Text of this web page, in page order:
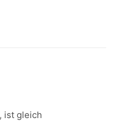
ist gleich